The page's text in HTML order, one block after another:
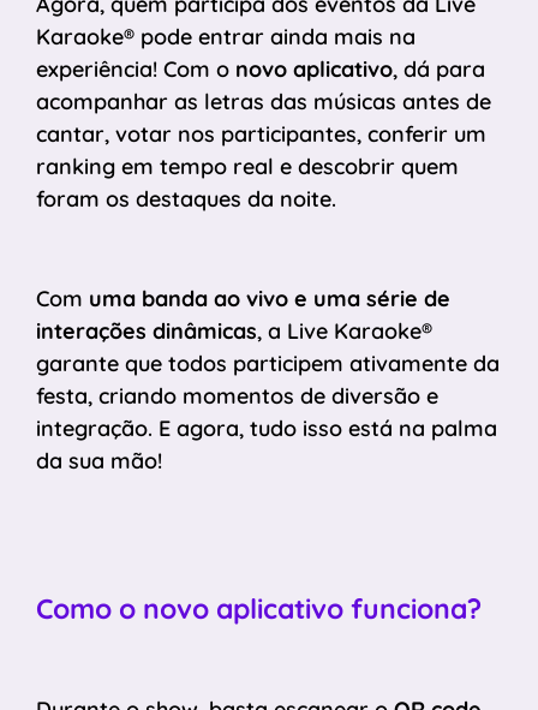
Karaoke® pode entrar ainda mais na
experiência! Com o novo aplicativo, dá para
acompanhar as letras das músicas antes de
cantar, votar nos participantes, conferir um
ranking em tempo real e descobrir quem
foram os destaques da noite.
Com uma banda ao vivo e uma série de
interações dinâmicas, a Live Karaoke®
garante que todos participem ativamente da
festa, criando momentos de diversão e
integração. E agora, tudo isso está na palma
da sua mão!
Como o novo aplicativo funciona?